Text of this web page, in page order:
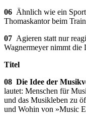
06 Ähnlich wie ein
Thomaskantor beim
07 Agieren statt nur
Wagnermeyer nimmt die
Titel
08 Die Idee der
lautet: Menschen für
und das Musikleben zu
und Wohin von »Music